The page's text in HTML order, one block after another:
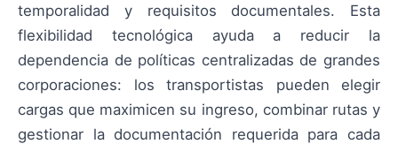
temporalidad y requisitos documentales. Esta
flexibilidad tecnológica ayuda a reducir la
dependencia de políticas centralizadas de grandes
corporaciones: los transportistas pueden elegir
cargas que maximicen su ingreso, combinar rutas y
gestionar la documentación requerida para cada